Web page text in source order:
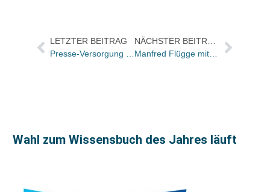
LETZTER BEITRAG
Wahl zum Wissensbuch des Jahres läuft